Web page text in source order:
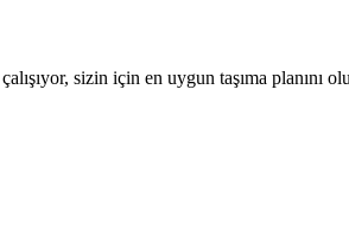
sizin için en uygun taşıma planını